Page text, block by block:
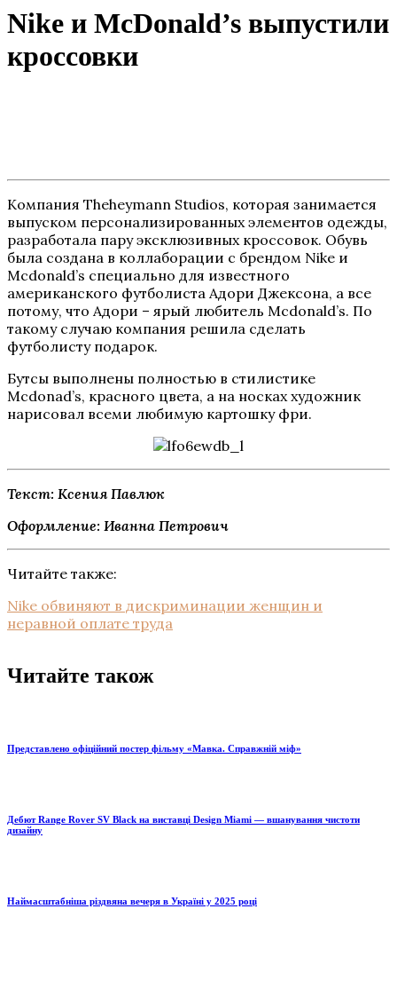
Nike и McDonald’s выпустили
кроссовки
Компания Theheymann Studios, которая занимается
выпуском персонализированных элементов одежды,
разработала пару эксклюзивных кроссовок. Обувь
была создана в коллаборации с брендом Nike и
Mcdonald’s специально для известного
американского футболиста Адори Джексона, а все
потому, что Адори – ярый любитель Mcdonald’s. По
такому случаю компания решила сделать
футболисту подарок.
Бутсы выполнены полностью в стилистике
Mcdonad’s, красного цвета, а на носках художник
нарисовал всеми любимую картошку фри.
Текст: Ксения Павлюк
Оформление: Иванна Петрович
Читайте также:
Nike обвиняют в дискриминации женщин и
неравной оплате труда
Читайте також
Представлено офіційний постер фільму «Мавка. Справжній міф»
Дебют Range Rover SV Black на виставці Design Miami — вшанування чистоти
дизайну
Наймасштабніша різдвяна вечеря в Україні у 2025 році